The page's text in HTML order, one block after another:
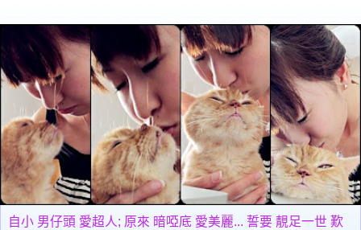
自小 男仔頭 愛超人; 原來 暗啞底 愛美麗... 誓要 靚足一世 歎